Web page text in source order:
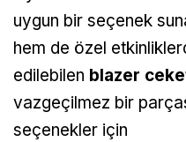
uygun bir seçenek
hem de özel
edilebilen blazer
vazgeçilmez bir
seçenekler için